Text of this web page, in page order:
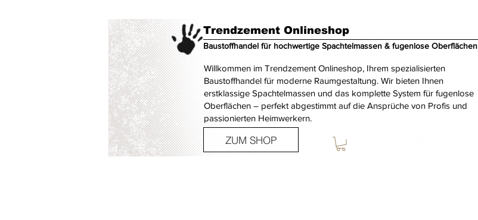
Baustoffhandel für hochwertige Spachtelmassen & fugenlose Oberflächen
Trendzement Onlineshop
Willkommen im Trendzement Onlineshop, Ihrem spezialisierten
Baustoffhandel für moderne Raumgestaltung. Wir bieten Ihnen
erstklassige Spachtelmassen und das komplette System für fugenlose
Oberflächen – perfekt abgestimmt auf die Ansprüche von Profis und
passionierten Heimwerkern.
ZUM SHOP